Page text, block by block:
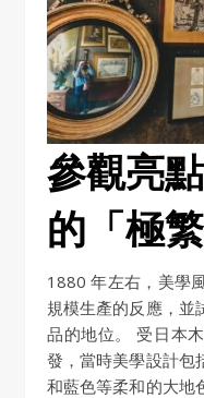
參觀亮
的「極
1880 年左右，美學
規模生產的反應，並
品的地位。 受日本
發，當時美學設計包
和藍色等柔和的大地